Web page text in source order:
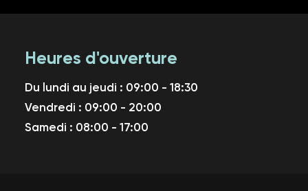
Heures d'ouverture
Du lundi au jeudi : 09:00 - 18:30
Vendredi : 09:00 - 20:00
Samedi : 08:00 - 17:00